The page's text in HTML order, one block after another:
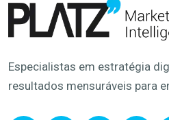
Especialistas em estratégia
resultados mensuráveis para